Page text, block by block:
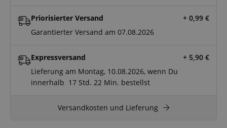
Priorisierter Versand + 0,99 €
Garantierter Versand am 07.08.2026
Expressversand + 5,90 €
Lieferung am Montag, 10.08.2026, wenn Du
innerhalb 17 Std. 22 Min. bestellst
Versandkosten und Lieferung